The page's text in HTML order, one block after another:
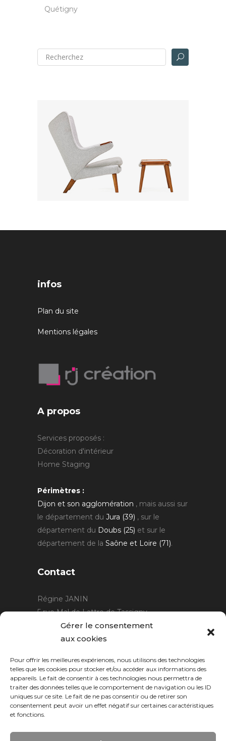
Gérer le consentement
aux cookies
Pour offrir les meilleures expériences, nous utilisons des technologies
telles que les cookies pour stocker et/ou accéder aux informations des
appareils. Le fait de consentir à ces technologies nous permettra de
traiter des données telles que le comportement de navigation ou les ID
uniques sur ce site. Le fait de ne pas consentir ou de retirer son
consentement peut avoir un effet négatif sur certaines caractéristiques
et fonctions.
Quétigny
infos
Plan du site
Mentions légales
A propos
Services proposés :
Décoration d'intérieur
Home Staging
Périmètres :
Dijon et son agglomération , mais aussi sur
le département du Jura (39) , sur le
département du Doubs (25) et sur le
département de la Saône et Loire (71).
Contact
Régine JANIN
5 rue Mal de Lattre de Tassigny
21220 Gevrey Chambertin
06 15 15 80 29
Horaires :sur rendez-vous.